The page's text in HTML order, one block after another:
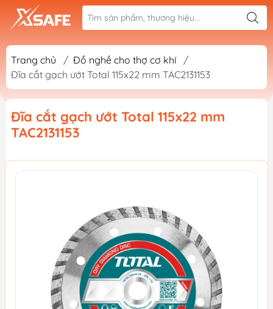
Trang chủ / Đồ nghề cho thợ cơ khí
/
Đĩa cắt gạch ướt Total 115x22 mm TAC2131153
Đĩa cắt gạch ướt Total 115x22 mm
TAC2131153